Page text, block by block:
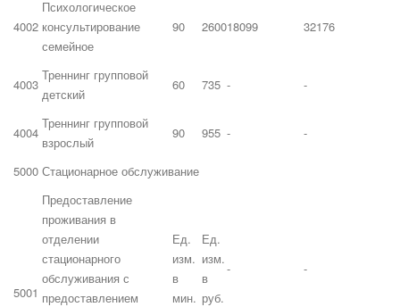
4002
Психологическое
консультирование
семейное
90 260018099 32176
4003
Треннинг групповой
детский
60 735 - -
4004
Треннинг групповой
взрослый
90 955 - -
5000 Стационарное обслуживание
5001
Предоставление
проживания в
отделении
стационарного
обслуживания с
предоставлением
Ед.
изм.
в
мин.
Ед.
изм.
в
руб.
- -